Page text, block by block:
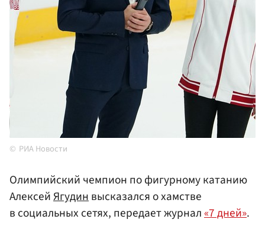
РИА Новости
Олимпийский чемпион по фигурному катанию
АлексейЯгудинвысказался о хамстве
в социальных сетях, передает журнал«7 дней».